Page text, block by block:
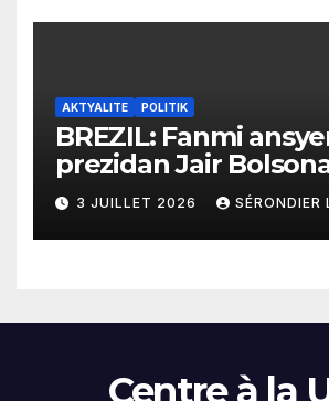
AKTYALITE POLITIK
BREZIL: Fanmi
prezidan Jair
mande gouvènman
ameriken an
sou tout pwodui
3 JUILLET 2026 SÉRONDIER
Centre à la